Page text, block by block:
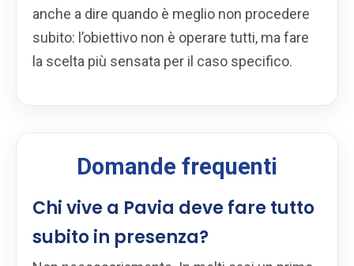
anche a dire quando è meglio non procedere
subito: l’obiettivo non è operare tutti, ma fare
la scelta più sensata per il caso specifico.
Domande frequenti
Chi vive a Pavia deve fare tutto
subito in presenza?